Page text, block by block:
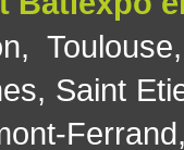
, Toulouse
, Saint
Ferrand